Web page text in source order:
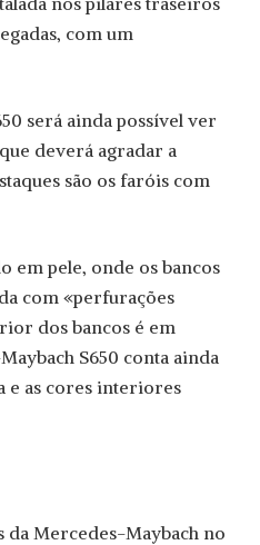
com um
será ainda possível ver
deverá agradar a
são os faróis com
em pele, onde os bancos
com «perfurações
dos bancos é em
S650 conta ainda
e as cores interiores
da Mercedes-Maybach no